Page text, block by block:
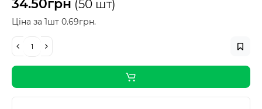
34.50грн (50 шт)
Ціна за 1шт 0.69грн.